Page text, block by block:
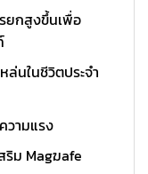
ยกสูงขึ้นเพื่อ
นในชีวิตประจำ
วามแรง
ริม Magฆafe